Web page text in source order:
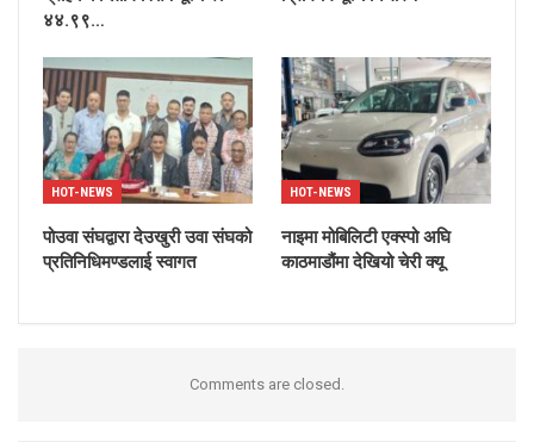
४४.९९…
HOT-NEWS
पोउवा संघद्वारा देउखुरी उवा संघको
प्रतिनिधिमण्डलाई स्वागत
HOT-NEWS
नाइमा मोबिलिटी एक्स्पो अघि
काठमाडौंमा देखियो चेरी क्यू
Comments are closed.